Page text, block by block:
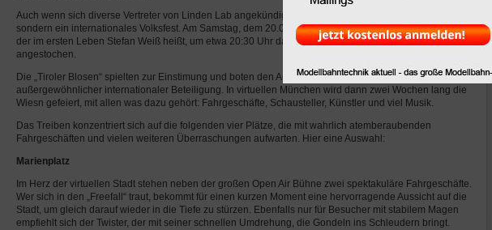
Auch wenn sich diverse Vertreter von Linden Lab angekündigt haben, so wird es keine Promiwiesn,
sondern ein internationales Volksfest. Am Samstag, dem 20.09.2008 hat Bürgermeister Lislo Mensing,
der im ersten Leben Stefan Weiß heißt, um etwa 20:30 Uhr das erste Fass im Bierzelt im Marienhof
angestochen.
Die „Tiroler Blosen“ spielten zur Einstimung und boten den Auftakt für ein außergewöhnliches Fest, mit
außergewöhnlicher internationaler Beteiligung. In virtuellen München wird dann zwei Wochen lang die
Wiesn gefeiert, mit allen was dazu gehört: Fahrgeschäfte, Schausteller, Künstler und viel Musik.
Das Treiben konzentriert sich auf die folgenden vier Plätze, die mit wahrlich atemberaubenden
Fahrgeschäften und vielen weiteren Überraschungen aufwarten. Hier eine Auswahl:
Marienplatz
Im Herz der virtuellen Stadt stehen neben der großen Open Air Bühne zwei spektakuläre Fahrgeschäfte.
Wer sich in den „Freefall“ traut, bekommt für einen kurzen Moment eine hervorragende Aussicht auf die
Stadt, um gleich darauf wieder in die Tiefe zu stürzen. Ebenfalls nur für Besucher mit stabilem Magen
empfiehlt sich der Twister, der mit seiner schnellen Umdrehung, die Gondeln ins Schleudern bringt.